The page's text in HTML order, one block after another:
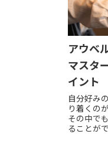
アウベ
マスタ
イント
自分好み
り着くの
その中で
ることが